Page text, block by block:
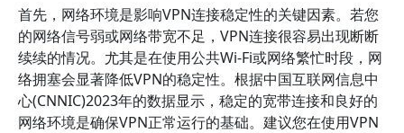
首先，网络环境是影响VPN连接稳定性的关键因素。若您
的网络信号弱或网络带宽不足，VPN连接很容易出现断断
续续的情况。尤其是在使用公共Wi-Fi或网络繁忙时段，网
络拥塞会显著降低VPN的稳定性。根据中国互联网信息中
心(CNNIC)2023年的数据显示，稳定的宽带连接和良好的
网络环境是确保VPN正常运行的基础。建议您在使用VPN